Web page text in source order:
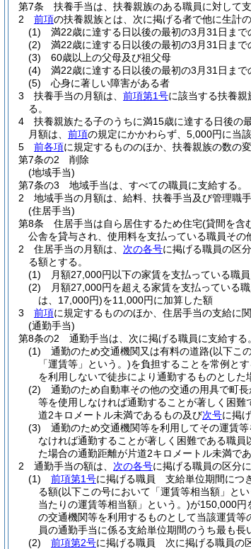
第7条
扶養手当は、扶養親族のある職員に対して支
2
前項の扶養親族とは、次に掲げる者で他に生計
(1)
満22歳に達する日以後の最初の3月31日まで
(2)
満22歳に達する日以後の最初の3月31日まで
(3)
60歳以上の父母及び祖父母
(4)
満22歳に達する日以後の最初の3月31日まで
(5)
心身に著しい障害がある者
3
扶養手当の月額は、 前項第1号に該当する扶養親
る。
4
扶養親族たる子のうちに満15歳に達する日後の
月額は、 前項の規定にかかわらず、5,000円に当
5
前各項に規定するもののほか、扶養親族の数の
第7条の2
削除
(地域手当)
第7条の3
地域手当は、すべての職員に支給する。
2
地域手当の月額は、給料、扶養手当及び管理職
(住居手当)
第8条
住居手当は自ら居住するため住宅(貸間を含
公舎を貸与され、使用料を支払っている職員そ
2
住居手当の月額は、 次の各号に掲げる職員の区
る額とする。
(1)
月額27,000円以下の家賃を支払っている
(2)
月額27,000円を超える家賃を支払っている
は、17,000円)を11,000円に加算した額
3
前項に規定するもののほか、住居手当の支給に
(通勤手当)
第8条の2
通勤手当は、次に掲げる職員に支給する。
(1)
通勤のため交通機関又は有料の道路(以下こ
「運賃等」という。)を負担することを常例とす
を利用しないで徒歩により通勤するものとし
(2)
通勤のため自動車その他の交通の用具で町
等を使用しなければ通勤することが著しく困
道2キロメートル未満であるもの及び次号に掲
(3)
通勤のため交通機関等を利用してその運賃
なければ通勤することが著しく困難である職
た場合の通勤距離が片道2キロメートル未満で
2
通勤手当の額は、 次の各号に掲げる職員の区分に
(1)
前項第1号に掲げる職員 支給単位期間につ
る額(以下この号において「運賃等相当額」と
当たりの運賃等相当額」という。)が150,000円
の交通機関等を利用するものとして当該運賃
員の通勤手当に係る支給単位期間のうち最も
(2)
前項第2号に掲げる職員 次に掲げる職員の